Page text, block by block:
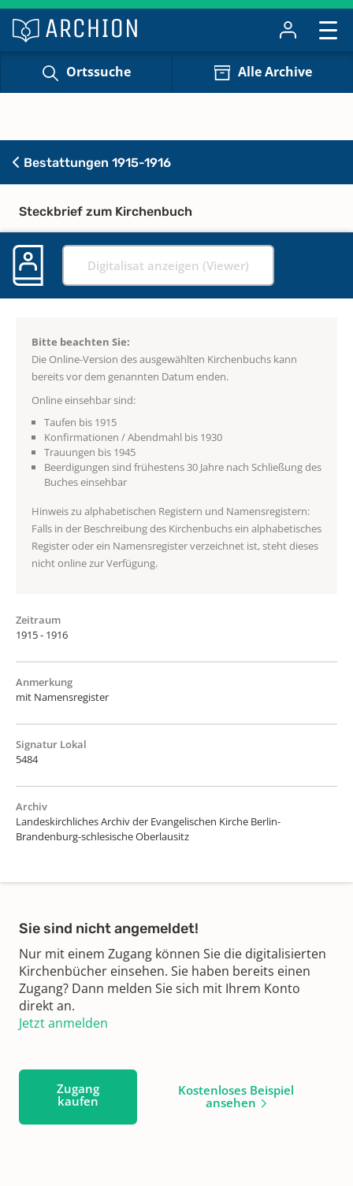
Ortssuche Alle Archive
Bestattungen 1915-1916
Steckbrief zum Kirchenbuch
Digitalisat anzeigen (Viewer)
Bitte beachten Sie:
Die Online-Version des ausgewählten Kirchenbuchs kann
bereits vor dem genannten Datum enden.
Online einsehbar sind:
Taufen bis 1915
Konfirmationen / Abendmahl bis 1930
Trauungen bis 1945
Beerdigungen sind frühestens 30 Jahre nach Schließung des
Buches einsehbar
Hinweis zu alphabetischen Registern und Namensregistern:
Falls in der Beschreibung des Kirchenbuchs ein alphabetisches
Register oder ein Namensregister verzeichnet ist, steht dieses
nicht online zur Verfügung.
Zeitraum
1915 - 1916
Anmerkung
mit Namensregister
Signatur Lokal
5484
Archiv
Landeskirchliches Archiv der Evangelischen Kirche Berlin-
Brandenburg-schlesische Oberlausitz
Sie sind nicht angemeldet!
Nur mit einem Zugang können Sie die digitalisierten
Kirchenbücher einsehen. Sie haben bereits einen
Zugang? Dann melden Sie sich mit Ihrem Konto
direkt an.
Jetzt anmelden
Zugang
kaufen
Kostenloses Beispiel
ansehen